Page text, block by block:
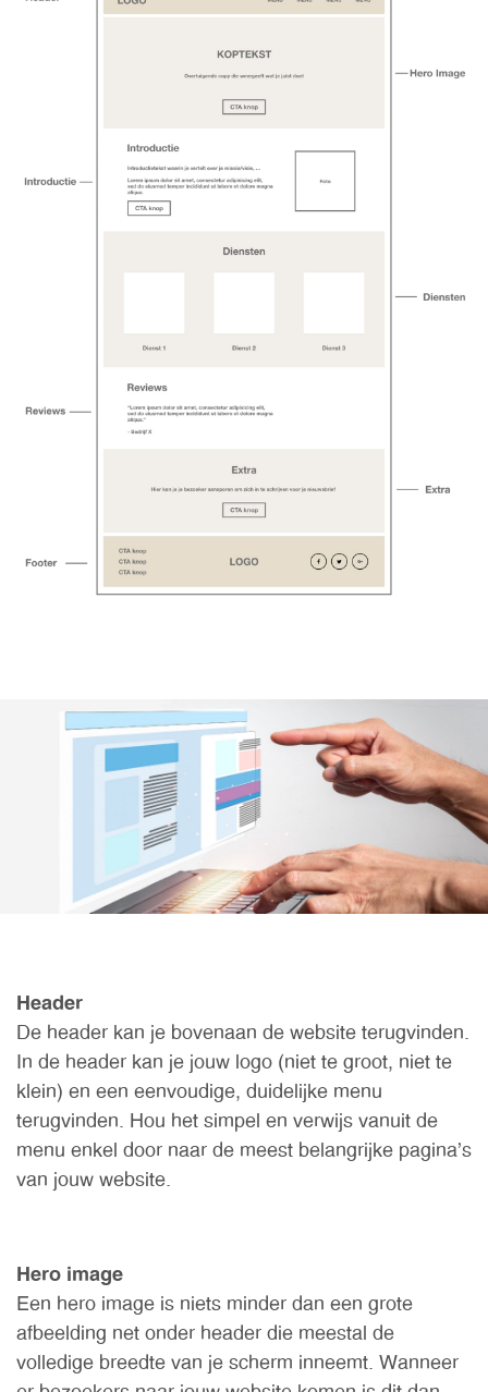
Header
De header kan je bovenaan de website terugvinden.
In de header kan je jouw logo (niet te groot, niet te
klein) en een eenvoudige, duidelijke menu
terugvinden. Hou het simpel en verwijs vanuit de
menu enkel door naar de meest belangrijke pagina’s
van jouw website.
Hero image
Een hero image is niets minder dan een grote
afbeelding net onder header die meestal de
volledige breedte van je scherm inneemt. Wanneer